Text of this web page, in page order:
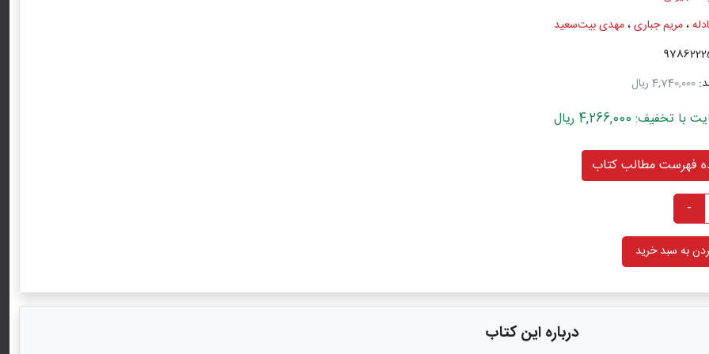
،مریم جباری،مهدی بیت‌سعید
4,740,000 ریال
4,266,000 ریال
فهرست مطالب کتاب
-
به سبد خرید
درباره این کتاب